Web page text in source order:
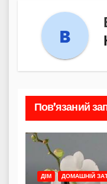
Пов’язаний
ДІМ ДОМАШНІЙ